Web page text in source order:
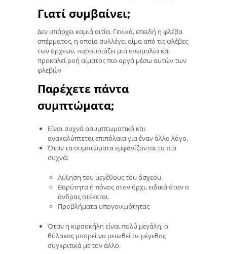
Γιατί συμβαίνει;
Δεν υπάρχει καμιά αιτία. Γενικά, επειδή η φλέβα
σπέρματος, η οποία συλλέγει αίμα από τις φλέβες
των όρχεων, παρουσιάζει μια ανωμαλία και
προκαλεί ροή αίματος πιο αργά μέσω αυτών των
φλεβών
Παρέχετε πάντα
συμπτώματα;
Είναι συχνά ασυμπτωματικό και
ανακαλύπτεται επιπόλαια για έναν άλλο λόγο.
Όταν τα συμπτώματα εμφανίζονται τα πιο
συχνά:
Αύξηση του μεγέθους του όσχεου.
Βαρύτητα ή πόνος στον όρχι, ειδικά όταν ο
άνδρας στέκεται.
Προβλήματα υπογονιμότητας
Όταν η κιρσοκήλη είναι πολύ μεγάλη, ο
θύλακας μπορεί να μειωθεί σε μέγεθος
συγκριτικά με τον άλλο.